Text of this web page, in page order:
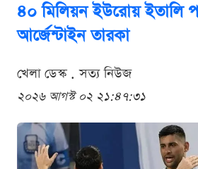
৪০ মিলিয়ন ইউরোয় ইতালি
আর্জেন্টাইন তারকা
খেলা ডেস্ক . সত্য নিউজ
২০২৬ আগস্ট ০২ ২১:৪৭:৩১